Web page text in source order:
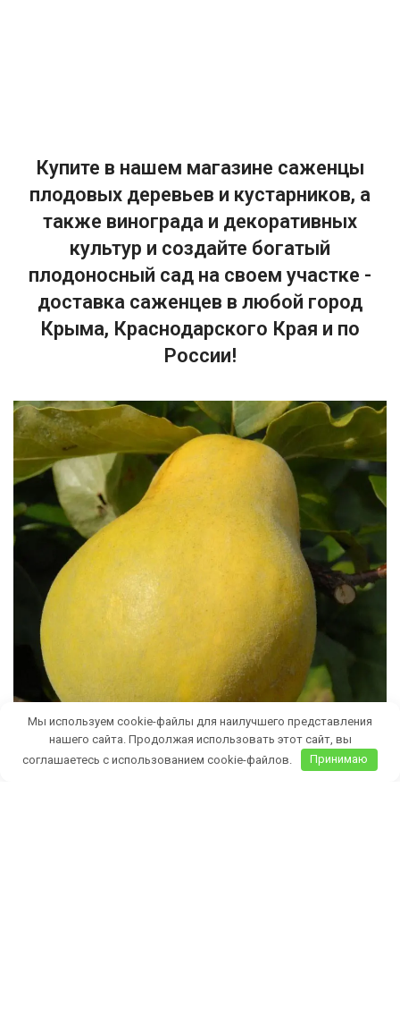
Купите в нашем магазине саженцы
плодовых деревьев и кустарников, а
также винограда и декоративных
культур и создайте богатый
плодоносный сад на своем участке -
доставка саженцев в любой город
Крыма, Краснодарского Края и по
России!
Мы используем cookie-файлы для наилучшего представления
нашего сайта. Продолжая использовать этот сайт, вы
соглашаетесь с использованием cookie-файлов.
Принимаю